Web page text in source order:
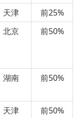
天津
前25%
北京 前50%
湖南 前50%
天津 前50%